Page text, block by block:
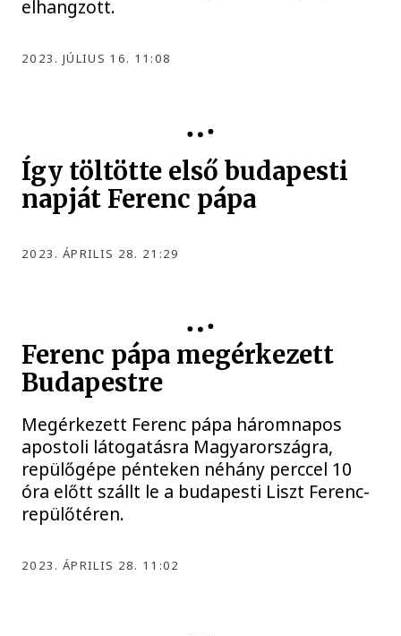
elhangzott.
2023. JÚLIUS 16. 11:08
Így töltötte első budapesti
napját Ferenc pápa
2023. ÁPRILIS 28. 21:29
Ferenc pápa megérkezett
Budapestre
Megérkezett Ferenc pápa háromnapos
apostoli látogatásra Magyarországra,
repülőgépe pénteken néhány perccel 10
óra előtt szállt le a budapesti Liszt Ferenc-
repülőtéren.
2023. ÁPRILIS 28. 11:02